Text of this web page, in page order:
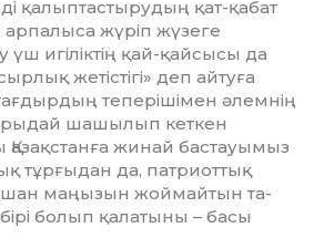
қалыптас­тыру­дың қат-қабат
жүріп жүзеге
игіліктің қай-қайсысы да
жетістігі» деп айтуға
теперішімен әлемнің
шашылып кеткен
жи­най бастауымыз
тұрғыдан да, патриоттық
маңызын жоймайтын та­
болып қа­ла­тыны – басы